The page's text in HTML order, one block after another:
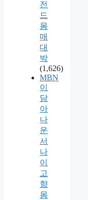
전
드
몸
매
대
박
(1,626)
MBN
이
담
아
나
운
서
나
이
고
향
몸